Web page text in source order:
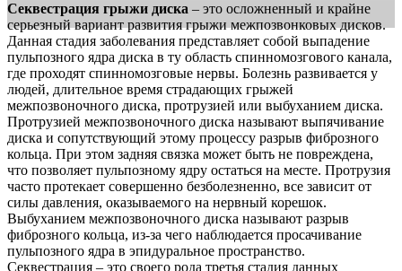
Секвестрация грыжи диска – это осложненный и крайне
серьезный вариант развития грыжи межпозвонковых дисков.
Данная стадия заболевания представляет собой выпадение
пульпозного ядра диска в ту область спинномозгового канала,
где проходят спинномозговые нервы. Болезнь развивается у
людей, длительное время страдающих грыжей
межпозвоночного диска, протрузией или выбуханием диска.
Протрузией межпозвоночного диска называют выпячивание
диска и сопутствующий этому процессу разрыв фиброзного
кольца. При этом задняя связка может быть не повреждена,
что позволяет пульпозному ядру остаться на месте. Протрузия
часто протекает совершенно безболезненно, все зависит от
силы давления, оказываемого на нервный корешок.
Выбуханием межпозвоночного диска называют разрыв
фиброзного кольца, из-за чего наблюдается просачивание
пульпозного ядра в эпидуральное пространство.
Секвестрация – это своего рода третья стадия данных